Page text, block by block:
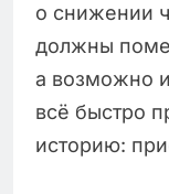
о снижении
должны
а возможно
всё быстро
историю: